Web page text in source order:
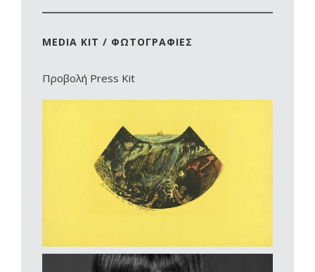
MEDIA KIT / ΦΩΤΟΓΡΑΦΙΕΣ
Προβολή Press Kit